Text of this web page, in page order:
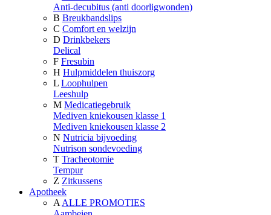
Anti-decubitus (anti doorligwonden)
B Breukbandslips
C Comfort en welzijn
D Drinkbekers
Delical
F Fresubin
H Hulpmiddelen thuiszorg
L Loophulpen
Leeshulp
M Medicatiegebruik
Mediven kniekousen klasse 1
Mediven kniekousen klasse 2
N Nutricia bijvoeding
Nutrison sondevoeding
T Tracheotomie
Tempur
Z Zitkussens
Apotheek
A ALLE PROMOTIES